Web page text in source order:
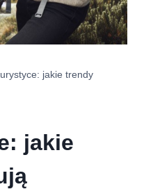
jakie trendy
jakie